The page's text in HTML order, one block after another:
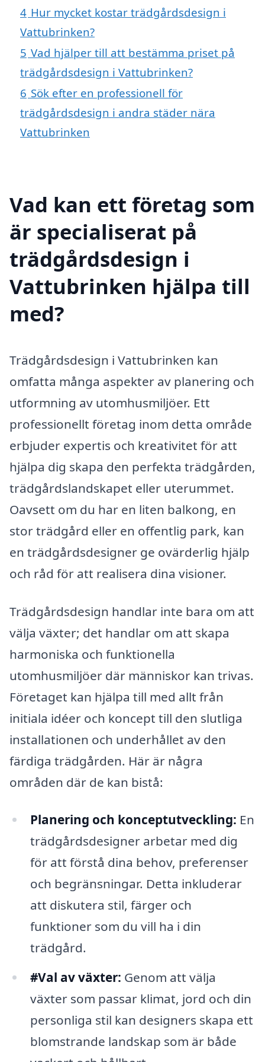
4 Hur mycket kostar trädgårdsdesign i
Vattubrinken?
5 Vad hjälper till att bestämma priset på
trädgårdsdesign i Vattubrinken?
6 Sök efter en professionell för
trädgårdsdesign i andra städer nära
Vattubrinken
Vad kan ett företag som
är specialiserat på
trädgårdsdesign i
Vattubrinken hjälpa till
med?
Trädgårdsdesign i Vattubrinken kan
omfatta många aspekter av planering och
utformning av utomhusmiljöer. Ett
professionellt företag inom detta område
erbjuder expertis och kreativitet för att
hjälpa dig skapa den perfekta trädgården,
trädgårdslandskapet eller uterummet.
Oavsett om du har en liten balkong, en
stor trädgård eller en offentlig park, kan
en trädgårdsdesigner ge ovärderlig hjälp
och råd för att realisera dina visioner.
Trädgårdsdesign handlar inte bara om att
välja växter; det handlar om att skapa
harmoniska och funktionella
utomhusmiljöer där människor kan trivas.
Företaget kan hjälpa till med allt från
initiala idéer och koncept till den slutliga
installationen och underhållet av den
färdiga trädgården. Här är några
områden där de kan bistå:
Planering och konceptutveckling: En
trädgårdsdesigner arbetar med dig
för att förstå dina behov, preferenser
och begränsningar. Detta inkluderar
att diskutera stil, färger och
funktioner som du vill ha i din
trädgård.
#Val av växter: Genom att välja
växter som passar klimat, jord och din
personliga stil kan designers skapa ett
blomstrande landskap som är både